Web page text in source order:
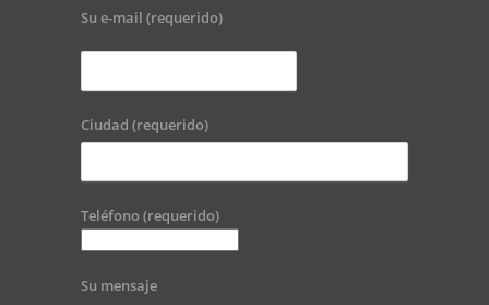
Su e-mail (requerido)
Ciudad (requerido)
Teléfono (requerido)
Su mensaje